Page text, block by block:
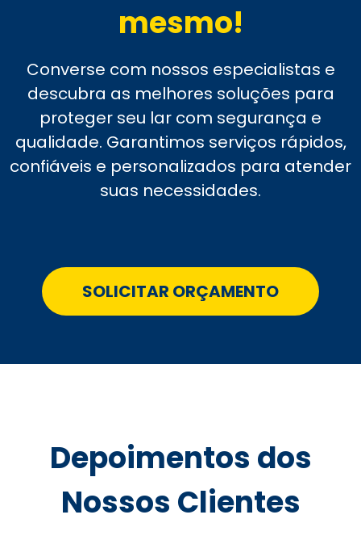
mesmo!
Converse com nossos especialistas e
descubra as melhores soluções para
proteger seu lar com segurança e
qualidade. Garantimos serviços rápidos,
confiáveis e personalizados para atender
suas necessidades.
SOLICITAR ORÇAMENTO
Depoimentos dos
Nossos Clientes